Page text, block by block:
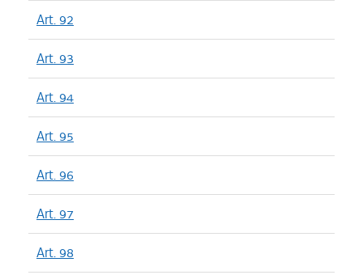
Art. 92
Art. 93
Art. 94
Art. 95
Art. 96
Art. 97
Art. 98